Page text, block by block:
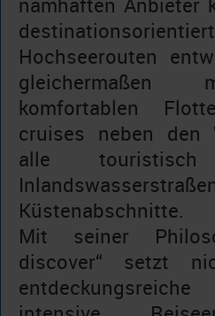
Hochseerouten
gleichermaßen
komfortablen
cruises neben den
alle touristisch
Küstenabschnitte.
Mit seiner
discover“ setzt